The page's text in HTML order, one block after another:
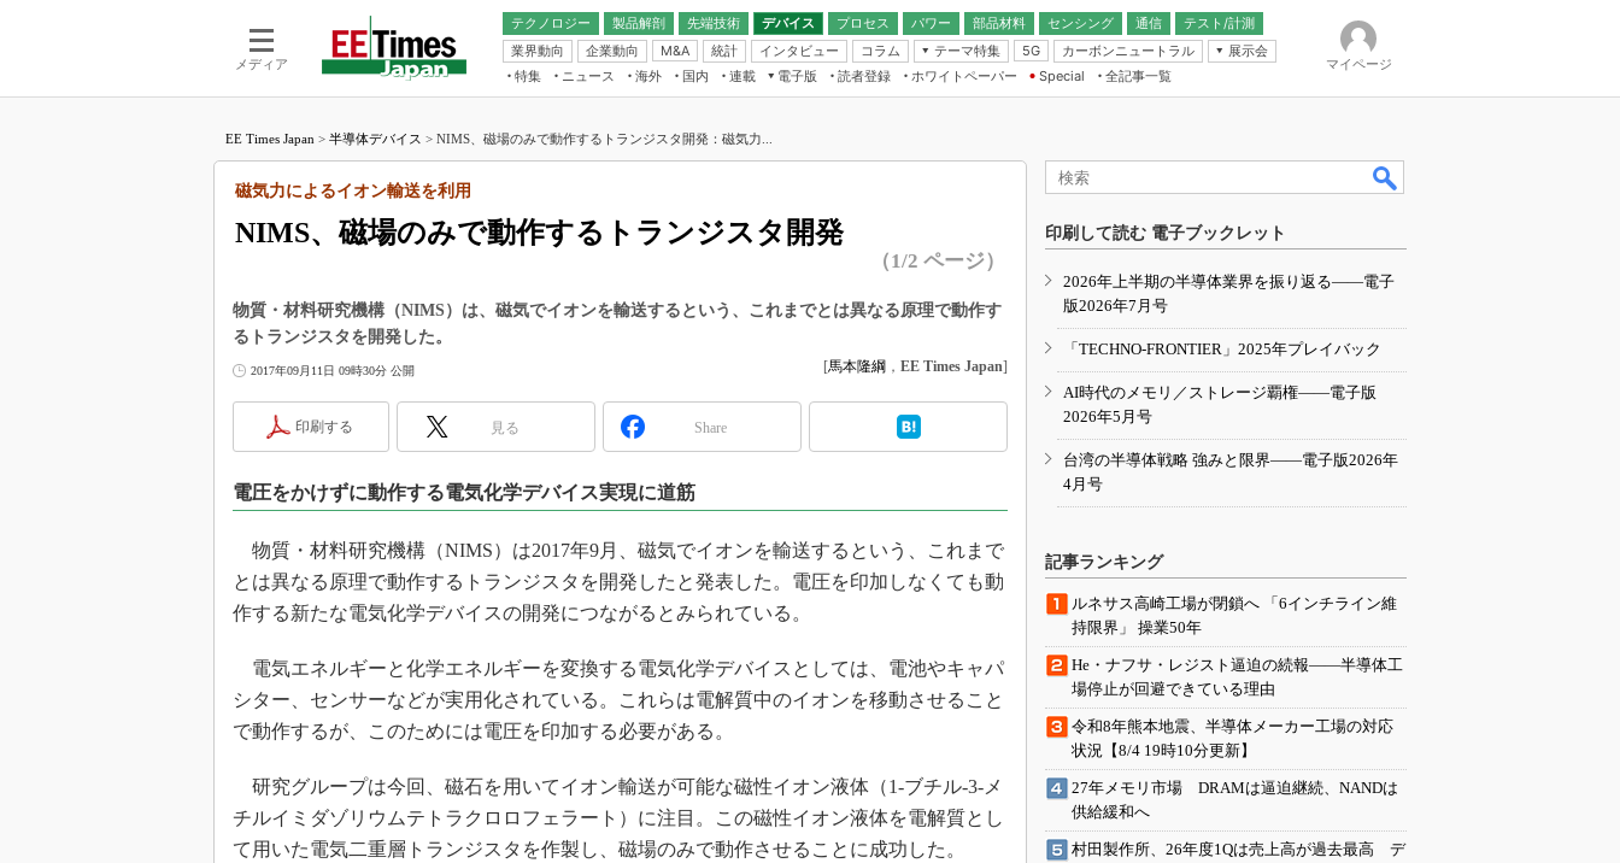
メディア
テクノロジー 製品解剖
先端技術
電池／エネルギー
デバイス
アナログ
マイコン
プロセス パワー 部品材料 センシング
通信
無線
テスト/計測
業界動向
企業動向 M&A 統計 インタビュー コラム
テーマ特集
フィジカルAI
読者調査（EE Times Research）
IoT
エレクトロニクス入門（EDN
5G カーボンニュートラル
展示会
IoT・エッジコンピューティング
EXPO
TECHNO-FRONTIER
人とくるま展
特集 ニュース 海外 国内
連載
福田昭のデバイス通信
大山聡の業界スコープ
大原雄介のエレ・組み込みプレイバ
リタイア直前エンジニアの社会人大
踊るバズワード ～Behind the
Buzzword
この10年で起こったこと、次の10年
製品分解で探るアジアの新トレンド
光伝送技術を知る
“異端児エンジニア”が仕掛けた社内
改革、執念の180日
JASA発IoT通信
電子版
電子ブックレット
読者登録 ホワイトペーパー
Special
全記事一覧
マイページ
EE Times Japan > 半導体デバイス > NIMS、磁場のみで動作するトランジスタ開発：磁気力...
NIMS、磁場のみで動作するトランジスタ開発
磁気力によるイオン輸送を利用
（1/2 ページ）
物質・材料研究機構（NIMS）は、磁気でイオンを輸送するという、これまでとは異なる原理で動作す
るトランジスタを開発した。
2017年09月11日 09時30分 公開 [馬本隆綱 ， EE Times Japan]
印刷する 見る Share
電圧をかけずに動作する電気化学デバイス実現に道筋
物質・材料研究機構（NIMS）は2017年9月、磁気でイオンを輸送するという、これまで
とは異なる原理で動作するトランジスタを開発したと発表した。電圧を印加しなくても動
作する新たな電気化学デバイスの開発につながるとみられている。
電気エネルギーと化学エネルギーを変換する電気化学デバイスとしては、電池やキャパ
シター、センサーなどが実用化されている。これらは電解質中のイオンを移動させること
で動作するが、このためには電圧を印加する必要がある。
研究グループは今回、磁石を用いてイオン輸送が可能な磁性イオン液体（1-ブチル-3-メ
チルイミダゾリウムテトラクロロフェラート）に注目。この磁性イオン液体を電解質とし
て用いた電気二重層トランジスタを作製し、磁場のみで動作させることに成功した。
印刷して読む 電子ブックレット
2026年上半期の半導体業界を振り返る――電子
版2026年7月号
「TECHNO-FRONTIER」2025年プレイバック
AI時代のメモリ／ストレージ覇権――電子版
2026年5月号
台湾の半導体戦略 強みと限界――電子版2026年
4月号
記事ランキング
ルネサス高崎工場が閉鎖へ 「6インチライン維
持限界」 操業50年
He・ナフサ・レジスト逼迫の続報――半導体工
場停止が回避できている理由
令和8年熊本地震、半導体メーカー工場の対応
状況【8/4 19時10分更新】
27年メモリ市場 DRAMは逼迫継続、NANDは
供給緩和へ
村田製作所、26年度1Qは売上高が過去最高 デ